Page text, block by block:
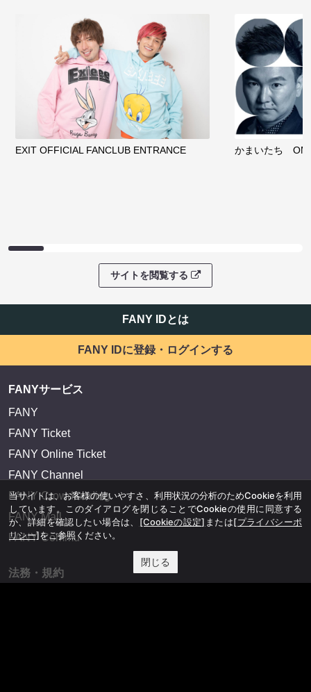
EXIT OFFICIAL FANCLUB ENTRANCE かまいたち
サイトを閲覧する
FANY IDとは
FANY IDに登録・ログインする
FANYサービス
FANY
FANY Ticket
FANY Online Ticket
FANY Channel
FANY Crowdfunding
FANY Mall
FANY Commu
法務・規約
当サイトは、お客様の使いやすさ、利用状況の分析のためCookieを利用
しています。このダイアログを閉じることでCookieの使用に同意する
か、詳細を確認したい場合は、 [Cookieの設定] または[プライバシーポ
リシー]をご参照ください。
閉じる